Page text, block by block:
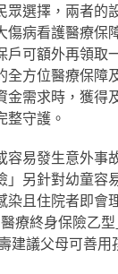
選擇，兩者的
病看護醫療保
可額外再領取
方位醫療保障
需求時，獲得
整守護。
易發生意外事
另針對幼童容
且住院者即會
療終身保險乙
建議父母可善